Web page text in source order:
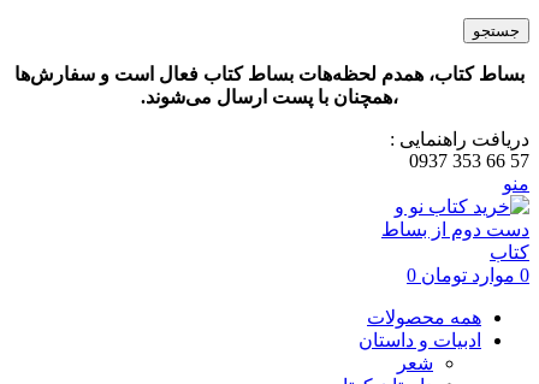
جستجو
بساط کتاب، همدم لحظه‌هات بساط کتاب فعال است و سفارش‌ها
،همچنان با پست ارسال می‌شوند.
دریافت راهنمایی :
57 66 353 0937
منو
0 موارد تومان
همه محصولات
ادبیات و داستان
شعر